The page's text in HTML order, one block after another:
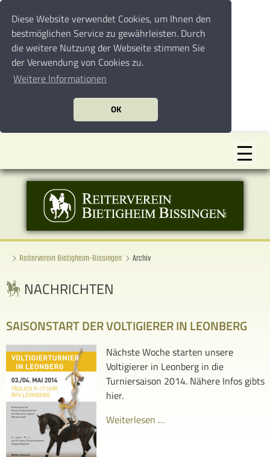
Diese Website verwendet Cookies, um Ihnen den
bestmöglichen Service zu gewährleisten. Durch
die weitere Nutzung der Webseite stimmen Sie
der Verwendung von Cookies zu.
Weitere Informationen
OK
Reiterverein Bietigheim-Bissingen Archiv
NACHRICHTEN
SAISONSTART DER VOLTIGIERER IN LEONBERG
Nächste Woche starten unsere
Voltigierer in Leonberg in die
Turniersaison 2014. Nähere Infos gibts
hier.
Weiterlesen …